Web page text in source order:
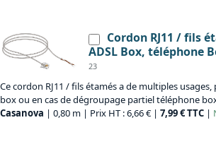
Cordon RJ11 / fils
ADSL Box, téléphone
23
Ce cordon RJ11 / fils étamés a de multiples
box ou en cas de dégroupage partiel téléphone
Casanova | 0,80 m | Prix HT : 6,66 € | 7,99 € TTC |